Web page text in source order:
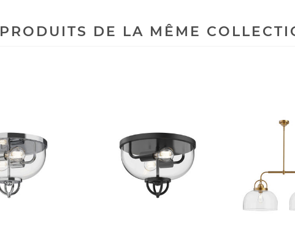
PRODUITS DE LA MÊME